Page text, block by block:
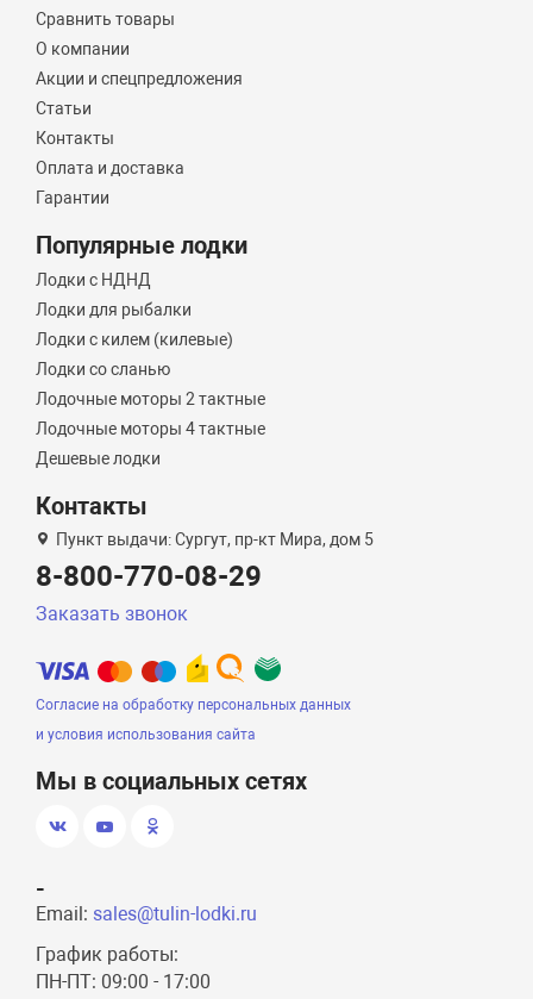
Сравнить товары
О компании
Акции и спецпредложения
Статьи
Контакты
Оплата и доставка
Гарантии
Популярные лодки
Лодки с НДНД
Лодки для рыбалки
Лодки с килем (килевые)
Лодки со сланью
Лодочные моторы 2 тактные
Лодочные моторы 4 тактные
Дешевые лодки
Контакты
Пункт выдачи: Сургут, пр-кт Мира, дом 5
8-800-770-08-29
Заказать звонок
Согласие на обработку персональных данных
и условия использования сайта
Мы в социальных сетях
-
Email: sales@tulin-lodki.ru
График работы:
ПН-ПТ: 09:00 - 17:00